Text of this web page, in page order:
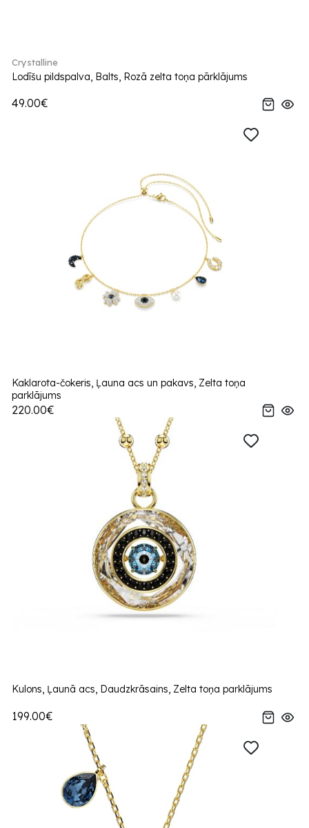
Crystalline
Lodīšu pildspalva, Balts, Rozā zelta toņa pārklājums
49.00€
Kaklarota-čokeris, Ļauna acs un pakavs, Zelta toņa
parklājums
220.00€
Kulons, Ļaunā acs, Daudzkrāsains, Zelta toņa parklājums
199.00€